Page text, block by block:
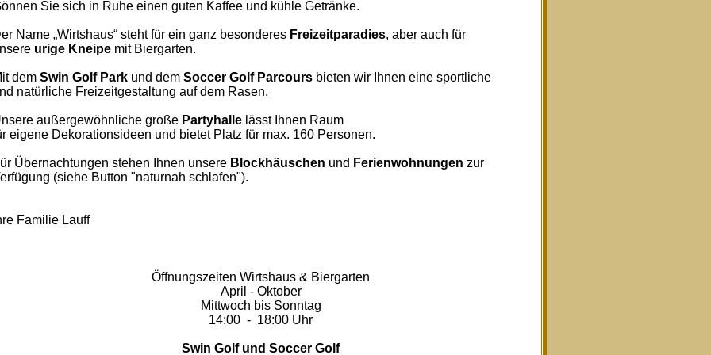
Sie sich in Ruhe einen guten Kaffee und kühle Getränke.
Name „Wirtshaus“ steht für ein ganz besonderes Freizeitparadies, aber auch für
urige Kneipe mit Biergarten.
dem Swin Golf Park und dem Soccer Golf Parcours bieten wir Ihnen eine sportliche
natürliche Freizeitgestaltung auf dem Rasen.
außergewöhnliche große Partyhalle lässt Ihnen Raum
eigene Dekorationsideen und bietet Platz für max. 160 Personen.
Übernachtungen stehen Ihnen unsere Blockhäuschen und Ferienwohnungen zur
(siehe Button "naturnah schlafen").
Familie Lauff
Öffnungszeiten Wirtshaus & Biergarten
April - Oktober
Mittwoch bis Sonntag
14:00 - 18:00 Uhr
Swin Golf und Soccer Golf